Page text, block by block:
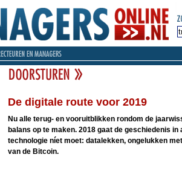
De digitale route voor 2019
Nu alle terug- en vooruitblikken rondom de
balans op te maken. 2018 gaat de geschiedenis
technologie níet moet: datalekken, ongelukken
van de Bitcoin.